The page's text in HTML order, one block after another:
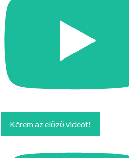
Kérem az előző videót!